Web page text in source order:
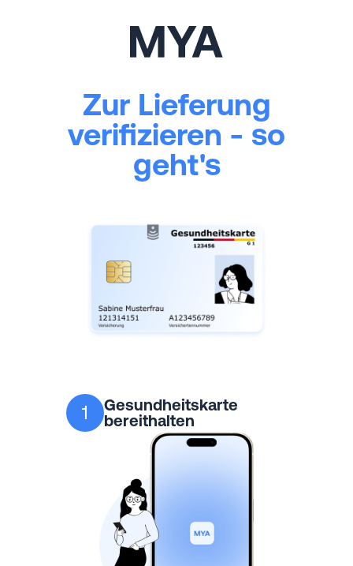
Zur Lieferung
verifizieren - so
geht's
1
Gesundheitskarte
bereithalten